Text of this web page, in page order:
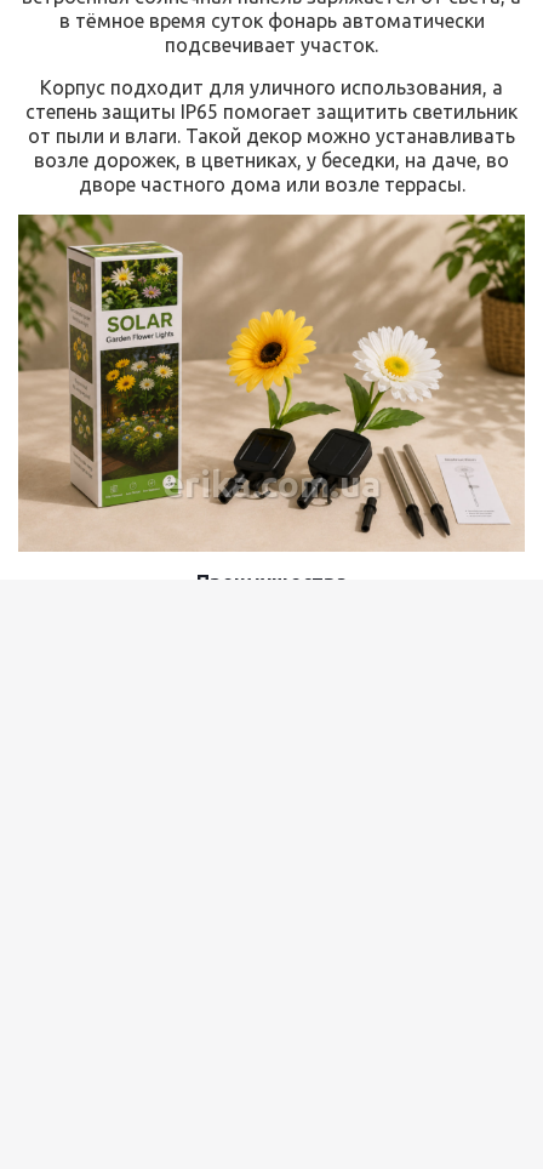
в тёмное время суток фонарь автоматически
подсвечивает участок.
Корпус подходит для уличного использования, а
степень защиты IP65 помогает защитить светильник
от пыли и влаги. Такой декор можно устанавливать
возле дорожек, в цветниках, у беседки, на даче, во
дворе частного дома или возле террасы.
erika.com.ua
Преимущества